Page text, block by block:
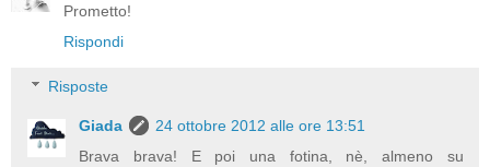
Prometto!
Rispondi
Risposte
Giada
24 ottobre 2012 alle ore 13:51
Brava brava! E poi una fotina, nè, almeno su